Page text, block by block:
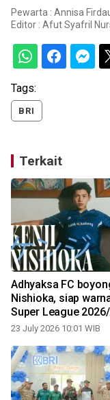
Pewarta : Annisa
Editor : Afut Syafril
Tags:
BRI
Terkait
Adhyaksa FC
Nishioka, siap
Super League
23 July 2026 10:01 WIB